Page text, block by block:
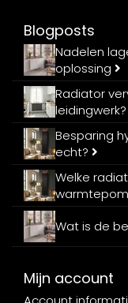
Blogposts
Nadelen
oplossing
Radiator
leidingwerk?
Besparing
echt?
Welke
Wat is de
Mijn account